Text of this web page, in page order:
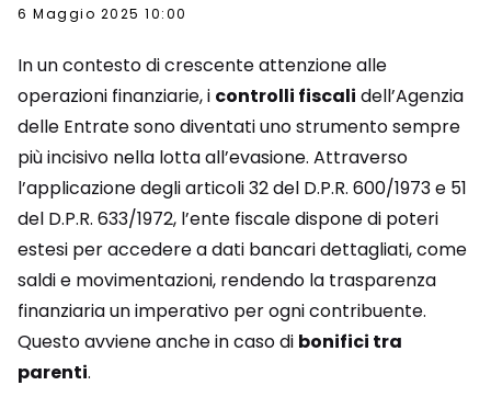
6 Maggio 2025 10:00
In un contesto di crescente attenzione alle
operazioni finanziarie, i controlli fiscali dell’Agenzia
delle Entrate sono diventati uno strumento sempre
più incisivo nella lotta all’evasione. Attraverso
l’applicazione degli articoli 32 del D.P.R. 600/1973 e 51
del D.P.R. 633/1972, l’ente fiscale dispone di poteri
estesi per accedere a dati bancari dettagliati, come
saldi e movimentazioni, rendendo la trasparenza
finanziaria un imperativo per ogni contribuente.
Questo avviene anche in caso di bonifici tra
parenti.